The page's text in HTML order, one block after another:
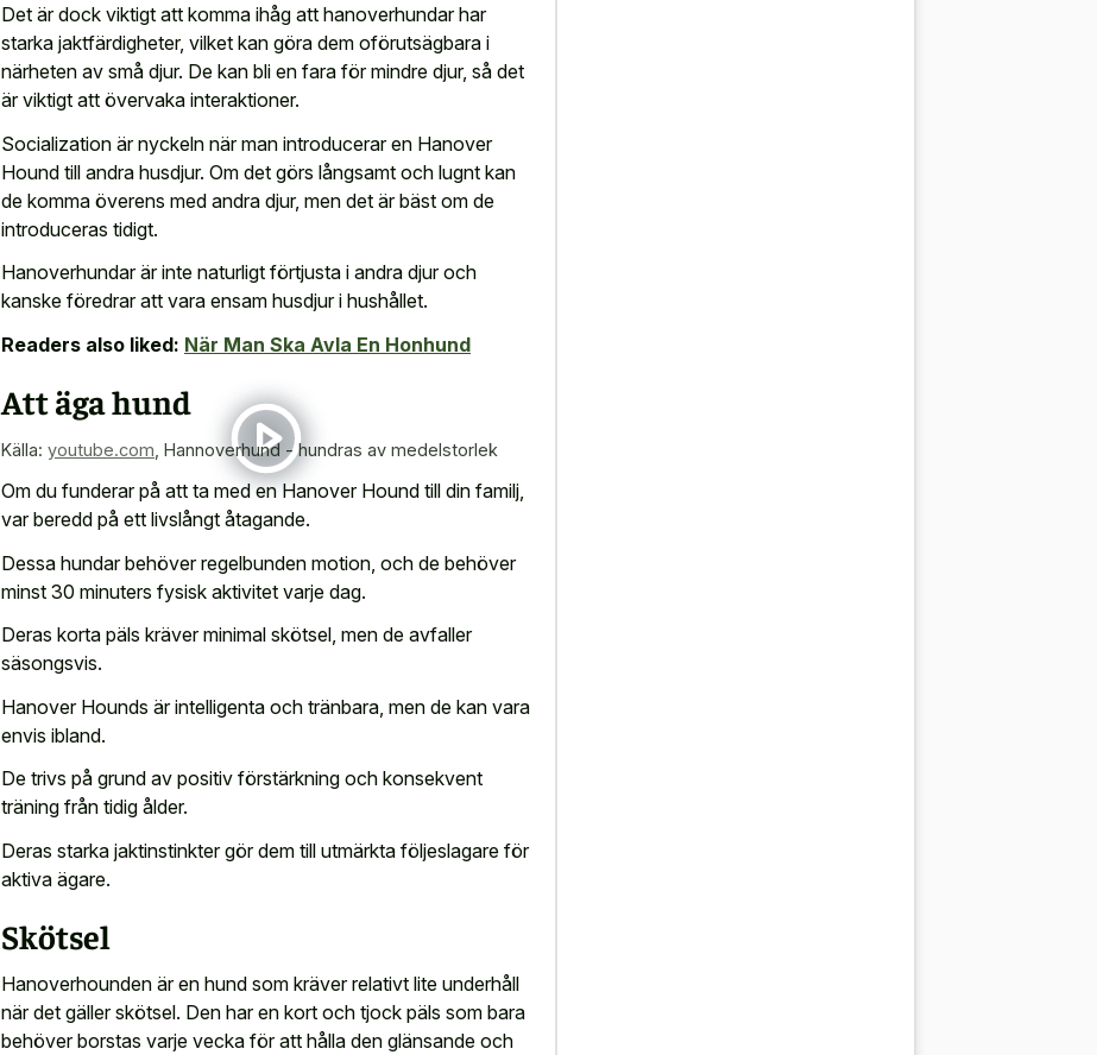
Det är dock viktigt att komma ihåg att hanoverhundar har
starka jaktfärdigheter, vilket kan göra dem oförutsägbara i
närheten av små djur. De kan bli en fara för mindre djur, så det
är viktigt att övervaka interaktioner.
Socialization är nyckeln när man introducerar en Hanover
Hound till andra husdjur. Om det görs långsamt och lugnt kan
de komma överens med andra djur, men det är bäst om de
introduceras tidigt.
Hanoverhundar är inte naturligt förtjusta i andra djur och
kanske föredrar att vara ensam husdjur i hushållet.
Readers also liked: När Man Ska Avla En Honhund
Att äga hund
Källa: youtube.com Hannoverhund - hundras av medelstorlek
Om du funderar på att ta med en Hanover Hound till din familj,
var beredd på ett livslångt åtagande.
Dessa hundar behöver regelbunden motion, och de behöver
minst 30 minuters fysisk aktivitet varje dag.
Deras korta päls kräver minimal skötsel, men de avfaller
säsongsvis.
Hanover Hounds är intelligenta och tränbara, men de kan vara
envis ibland.
De trivs på grund av positiv förstärkning och konsekvent
träning från tidig ålder.
Deras starka jaktinstinkter gör dem till utmärkta följeslagare för
aktiva ägare.
Skötsel
Hanoverhounden är en hund som kräver relativt lite underhåll
när det gäller skötsel. Den har en kort och tjock päls som bara
behöver borstas varje vecka för att hålla den glänsande och